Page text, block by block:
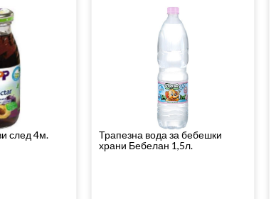
след 4м.
Трапезна вода за бебешки
храни Бебелан 1,5л.